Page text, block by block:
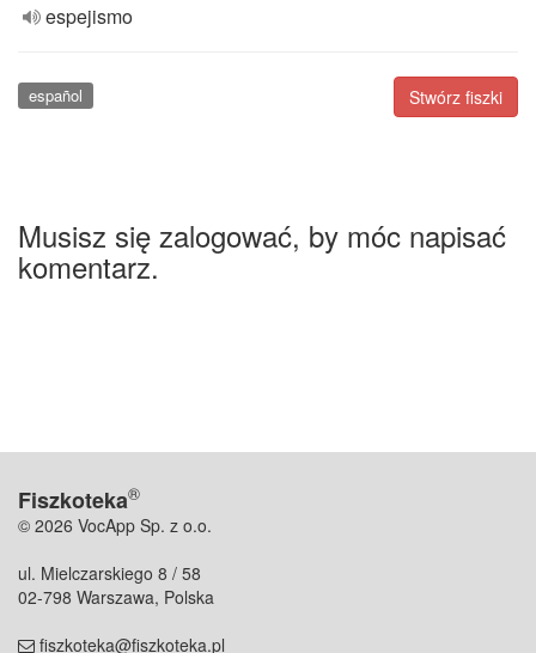
espejismo
Stwórz fiszki
español
Musisz się zalogować, by móc napisać
komentarz.
Fiszkoteka®
© 2026 VocApp Sp. z o.o.
ul. Mielczarskiego 8 / 58
02-798 Warszawa, Polska
fiszkoteka@fiszkoteka.pl